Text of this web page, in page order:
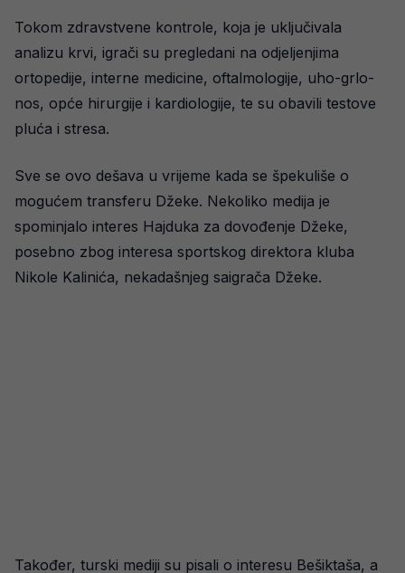
Tokom zdravstvene kontrole, koja je uključivala
analizu krvi, igrači su pregledani na odjeljenjima
ortopedije, interne medicine, oftalmologije, uho-grlo-
nos, opće hirurgije i kardiologije, te su obavili testove
pluća i stresa.
Sve se ovo dešava u vrijeme kada se špekuliše o
mogućem transferu Džeke. Nekoliko medija je
spominjalo interes Hajduka za dovođenje Džeke,
posebno zbog interesa sportskog direktora kluba
Nikole Kalinića, nekadašnjeg saigrača Džeke.
Također, turski mediji su pisali o interesu Bešiktaša, a